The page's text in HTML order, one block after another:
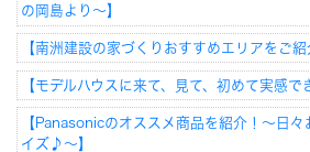
の岡島より～】
【南洲建設の家づくりおすすめエリアをご紹
【モデルハウスに来て、見て、初めて実感で
【Panasonicのオススメ商品を紹介！～日
イズ♪～】